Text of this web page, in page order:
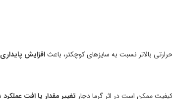
بالاتر نسبت به سایزهای کوچکتر، باعثافزایش
ممکن است در اثر گرما دچار تغییر مقدار یا افت عملکرد